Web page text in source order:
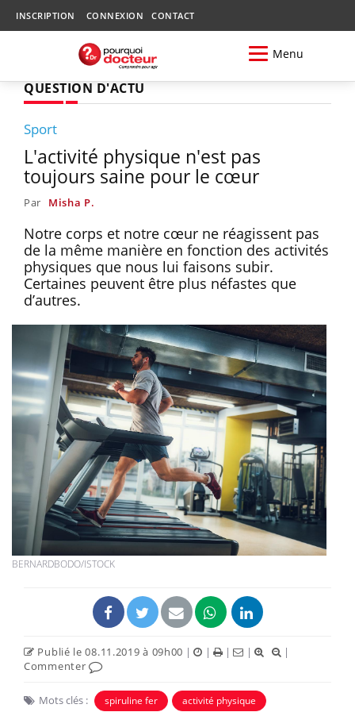
INSCRIPTION CONNEXION CONTACT
Menu
QUESTION D'ACTU
Sport
L'activité physique n'est pas
toujours saine pour le cœur
Par Misha P.
Notre corps et notre cœur ne réagissent pas
de la même manière en fonction des activités
physiques que nous lui faisons subir.
Certaines peuvent être plus néfastes que
d’autres.
BERNARDBODO/ISTOCK
Publié le 08.11.2019 à 09h00 | | | |
|
Commenter
Mots clés : spiruline fer
activité physique